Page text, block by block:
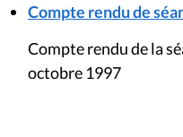
Compte rendu de
Compte rendu de la
octobre 1997